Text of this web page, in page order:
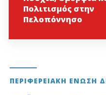
Πολιτισμός στην
Πελοπόννησο
ΠΕΡΙΦΕΡΕΙΑΚΉ